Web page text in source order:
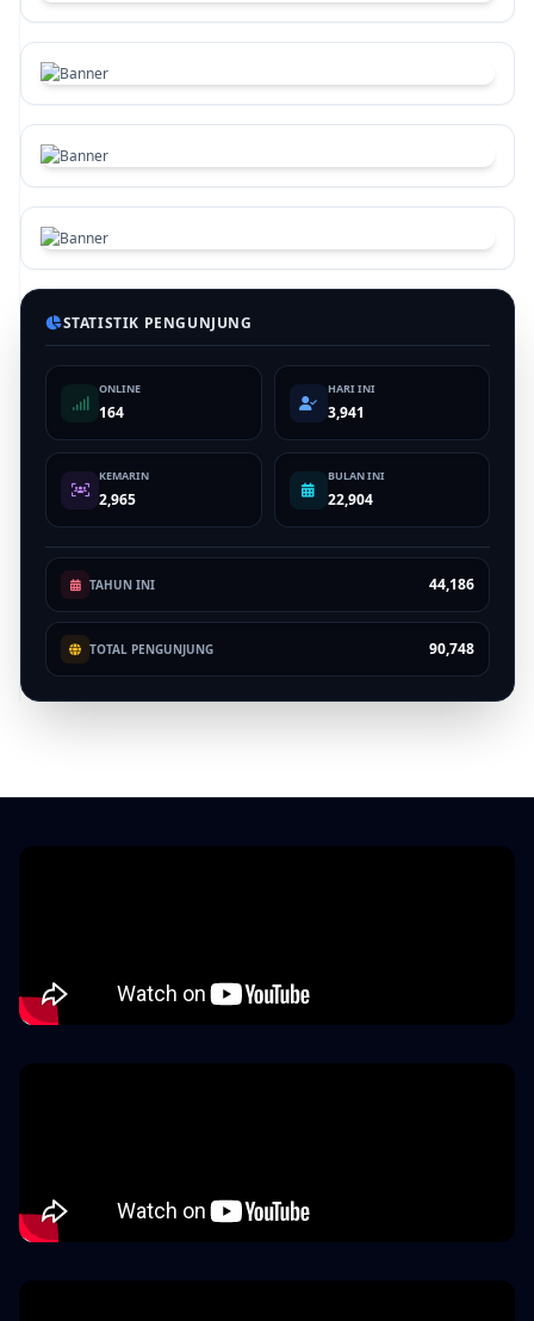
STATISTIK PENGUNJUNG
ONLINE
164
HARI INI
3,941
KEMARIN
2,965
BULAN INI
22,904
TAHUN INI 44,186
TOTAL PENGUNJUNG 90,748